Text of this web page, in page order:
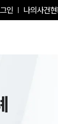
인 나의사건